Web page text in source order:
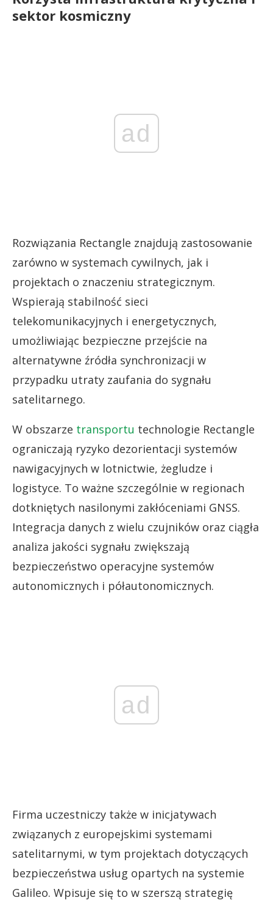
sektor kosmiczny
ad
Rozwiązania Rectangle znajdują zastosowanie
zarówno w systemach cywilnych, jak i
projektach o znaczeniu strategicznym.
Wspierają stabilność sieci
telekomunikacyjnych i energetycznych,
umożliwiając bezpieczne przejście na
alternatywne źródła synchronizacji w
przypadku utraty zaufania do sygnału
satelitarnego.
W obszarze transportu technologie Rectangle
ograniczają ryzyko dezorientacji systemów
nawigacyjnych w lotnictwie, żegludze i
logistyce. To ważne szczególnie w regionach
dotkniętych nasilonymi zakłóceniami GNSS.
Integracja danych z wielu czujników oraz ciągła
analiza jakości sygnału zwiększają
bezpieczeństwo operacyjne systemów
autonomicznych i półautonomicznych.
ad
Firma uczestniczy także w inicjatywach
związanych z europejskimi systemami
satelitarnymi, w tym projektach dotyczących
bezpieczeństwa usług opartych na systemie
Galileo. Wpisuje się to w szerszą strategię